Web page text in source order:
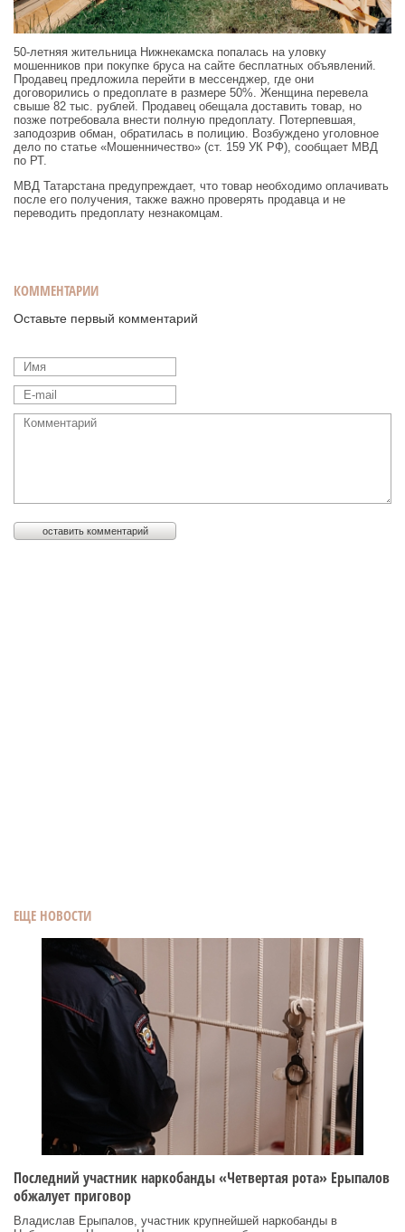
ЕЩЕ НОВОСТИ
Последний участник наркобанды «Четвертая рота» Ерыпалов
обжалует приговор
Владислав Ерыпалов, участник крупнейшей наркобанды в
50-летняя жительница Нижнекамска попалась на уловку
мошенников при покупке бруса на сайте бесплатных объявлений.
Продавец предложила перейти в мессенджер, где они
договорились о предоплате в размере 50%. Женщина перевела
свыше 82 тыс. рублей. Продавец обещала доставить товар, но
позже потребовала внести полную предоплату. Потерпевшая,
заподозрив обман, обратилась в полицию. Возбуждено уголовное
дело по статье «Мошенничество» (ст. 159 УК РФ), сообщает МВД
по РТ.
МВД Татарстана предупреждает, что товар необходимо оплачивать
после его получения, также важно проверять продавца и не
переводить предоплату незнакомцам.
КОММЕНТАРИИ
Оставьте первый комментарий